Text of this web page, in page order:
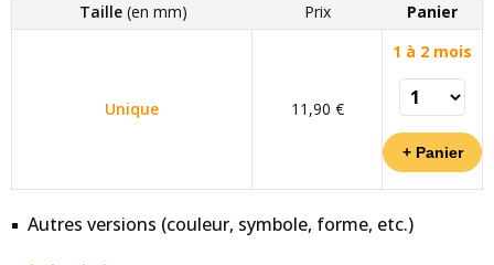
Taille(en mm) Prix Panier
Unique 11,90 €
1 à 2 mois
Autres versions (couleur, symbole, forme, etc.)